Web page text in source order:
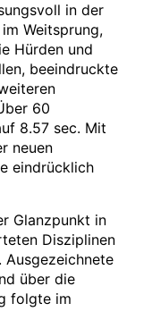
in der
Weitsprung,
Hürden und
beeindruckte
60
8.57 sec. Mit
neuen
eindrücklich
Glanzpunkt in
Disziplinen
Ausgezeichnete
über die
folgte im